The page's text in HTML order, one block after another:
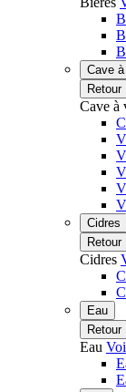
Cave
Retour
Cave à
Cidres
Retour
Cidres
Eau
Retour
Eau